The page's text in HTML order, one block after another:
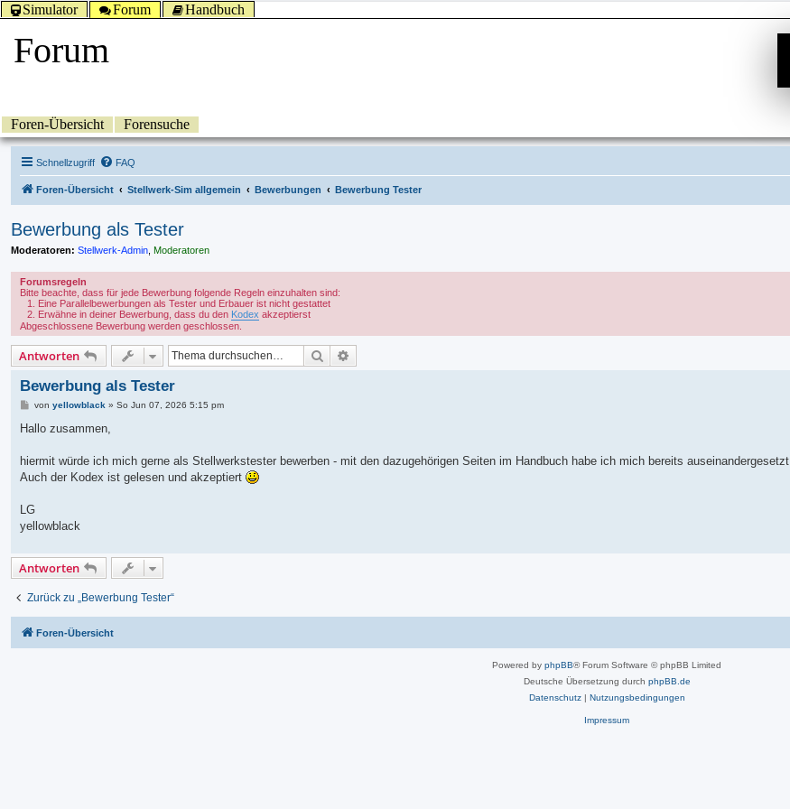
Simulator Forum Handbuch
Forum
Foren-Übersicht Forensuche
Schnellzugriff FAQ
Foren-Übersicht Stellwerk-Sim allgemein Bewerbungen Bewerbung Tester
Bewerbung als Tester
Moderatoren: Stellwerk-Admin Moderatoren
Forumsregeln
Bitte beachte, dass für jede Bewerbung folgende Regeln einzuhalten sind:
Eine Parallelbewerbungen als Tester und Erbauer ist nicht gestattet
Erwähne in deiner Bewerbung, dass du den Kodex akzeptierst
Abgeschlossene Bewerbung werden geschlossen.
Antworten Suche
Bewerbung als Tester
B
i
a
von yellowblack » So Jun 07, 2026 5:15 pm
Hallo zusammen,
hiermit würde ich mich gerne als Stellwerkstester bewerben - mit den dazugehörigen Seiten im Handbuch habe ich mich bereits auseinandergesetzt.
Auch der Kodex ist gelesen und akzeptiert
LG
yellowblack
Antworten
Zurück zu „Bewerbung Tester“
Foren-Übersicht
Powered by phpBB® Forum Software © phpBB Limited
Deutsche Übersetzung durch phpBB.de
Datenschutz| Nutzungsbedingungen
Impressum